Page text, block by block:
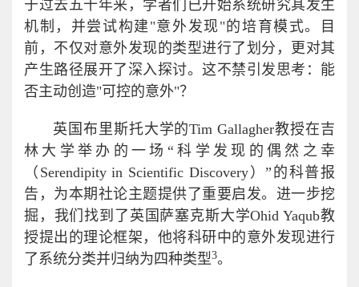
于过去五十年来，学者们已开始系统研究其发生
机制，并尝试构建"意外发现"的培育模式。目
前，不仅对意外发现的类型进行了划分，更对其
产生路径展开了深入探讨。这不禁引发思考：能
否主动创造"可控的意外"？
英国布里斯托大学的Tim Gallagher教授在吉
林大学举办的一场“科学发现的偶然之幸
（Serendipity in Scientific Discovery）”的科普报
告，为本期社论主题提供了重要启发。进一步挖
掘，我们找到了英国萨塞克斯大学Ohid Yaqub教
授提出的理论框架，他将科研中的意外发现进行
了系统分类并归纳为四种类型3。